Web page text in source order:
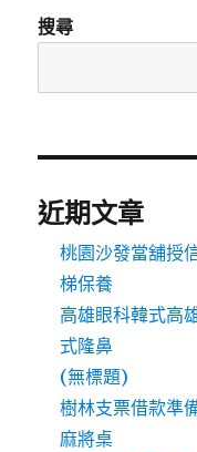
搜尋
近期文章
桃園沙發當舖授
梯保養
高雄眼科韓式高
式隆鼻
(無標題)
樹林支票借款準
麻將桌